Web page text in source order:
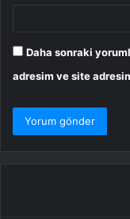
Daha sonraki
adresim ve site